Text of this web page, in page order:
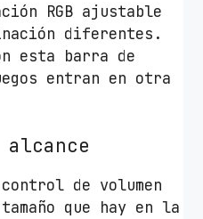
RGB ajustable
diferentes.
esta barra de
entran en otra
de volumen
que hay en la